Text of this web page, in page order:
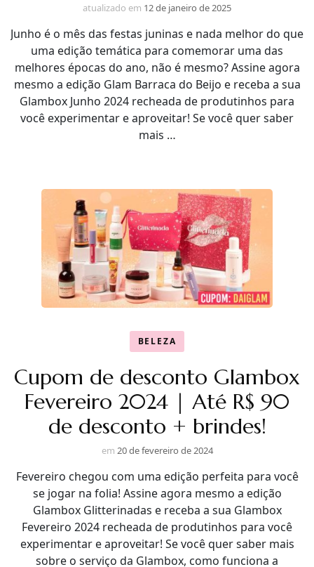
atualizado em 12 de janeiro de 2025
Junho é o mês das festas juninas e nada melhor do que
uma edição temática para comemorar uma das
melhores épocas do ano, não é mesmo? Assine agora
mesmo a edição Glam Barraca do Beijo e receba a sua
Glambox Junho 2024 recheada de produtinhos para
você experimentar e aproveitar! Se você quer saber
mais …
BELEZA
Cupom de desconto Glambox
Fevereiro 2024 | Até R$ 90
de desconto + brindes!
em 20 de fevereiro de 2024
Fevereiro chegou com uma edição perfeita para você
se jogar na folia! Assine agora mesmo a edição
Glambox Glitterinadas e receba a sua Glambox
Fevereiro 2024 recheada de produtinhos para você
experimentar e aproveitar! Se você quer saber mais
sobre o serviço da Glambox, como funciona a